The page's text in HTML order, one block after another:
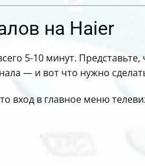
на Haier
5-10 минут.
— и вот что нужно
вход в главное меню